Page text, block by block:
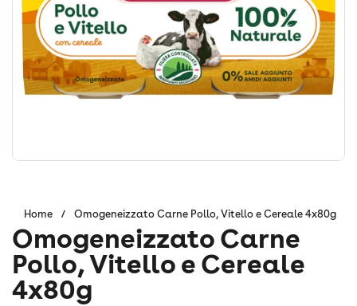
Home / Omogeneizzato Carne Pollo, Vitello e Cereale 4x80g
Omogeneizzato Carne
Pollo, Vitello e Cereale
4x80g